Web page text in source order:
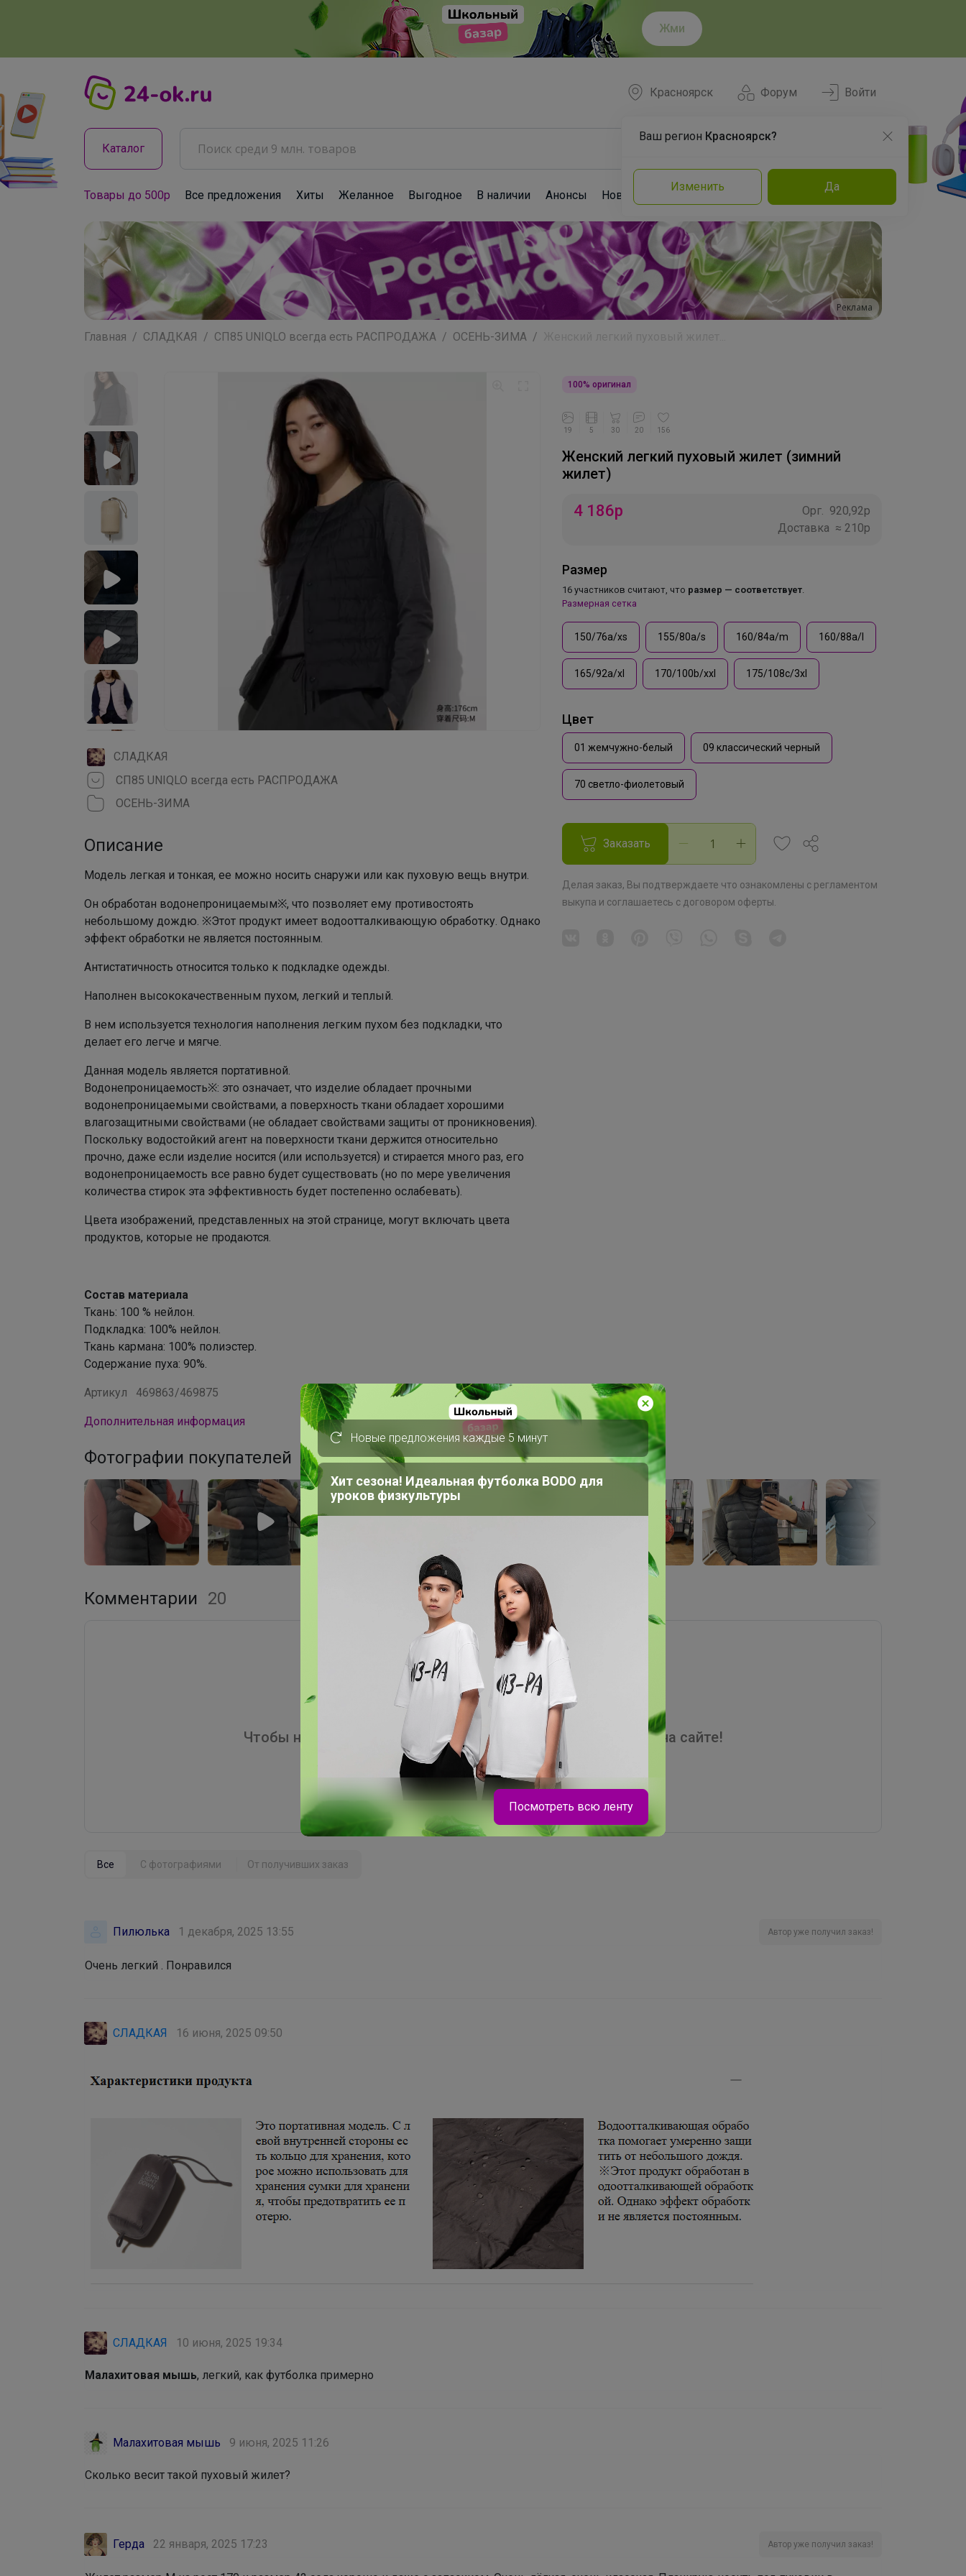
Жми
Форум
Красноярск
Ваш регион Красноярск?
Изменить Да
Войти
Каталог
Товары до 500р Все предложения Хиты Желанное Выгодное В наличии Анонсы Новости Команда Эксперты
Реклама
Главная СЛАДКАЯ СП85 UNIQLO всегда есть РАСПРОДАЖА ОСЕНЬ-ЗИМА
СЛАДКАЯ
СП85 UNIQLO всегда есть РАСПРОДАЖА
ОСЕНЬ-ЗИМА
Описание
Модель легкая и тонкая, ее можно носить снаружи или как пуховую вещь внутри.
Он обработан водонепроницаемым※, что позволяет ему противостоять
небольшому дождю. ※Этот продукт имеет водоотталкивающую обработку. Однако
эффект обработки не является постоянным.
Антистатичность относится только к подкладке одежды.
Наполнен высококачественным пухом, легкий и теплый.
В нем используется технология наполнения легким пухом без подкладки, что
делает его легче и мягче.
Данная модель является портативной.
Водонепроницаемость※: это означает, что изделие обладает прочными
водонепроницаемыми свойствами, а поверхность ткани обладает хорошими
влагозащитными свойствами (не обладает свойствами защиты от проникновения).
Поскольку водостойкий агент на поверхности ткани держится относительно
прочно, даже если изделие носится (или используется) и стирается много раз, его
водонепроницаемость все равно будет существовать (но по мере увеличения
количества стирок эта эффективность будет постепенно ослабевать).
Цвета изображений, представленных на этой странице, могут включать цвета
продуктов, которые не продаются.
Состав материала
Ткань: 100 % нейлон.
Подкладка: 100% нейлон.
Ткань кармана: 100% полиэстер.
Содержание пуха: 90%.
Артикул 469863/469875
Дополнительная информация
100% оригинал
19 5 30 20 156
Женский легкий пуховый жилет (зимний
жилет)
4 186р Орг. 920,92р
Доставка ≈ 210р
Размер
16 участников считают, что размер — соответствует
Размерная сетка
150/76a/xs 155/80a/s 160/84a/m 160/88a/l
165/92a/xl 170/100b/xxl 175/108c/3xl
Цвет
01 жемчужно-белый 09 классический черный
70 светло-фиолетовый
Заказать
Делая заказ, Вы подтверждаете что ознакомлены с регламентом
выкупа и соглашаетесь с договором оферты
Фотографии покупателей 7
Комментарии 20
Чтобы написать комментарий необходимо авторизоваться на сайте!
Это займет меньше минуты
Войти Зарегистрироваться
Все С фотографиями От получивших заказ
Пилюлька 1 декабря, 2025 13:55 Автор уже получил заказ!
Очень легкий . Понравился
СЛАДКАЯ 16 июня, 2025 09:50
СЛАДКАЯ 10 июня, 2025 19:34
Малахитовая мышь, легкий, как футболка примерно
Малахитовая мышь 9 июня, 2025 11:26
Сколько весит такой пуховый жилет?
Герда 22 января, 2025 17:23 Автор уже получил заказ!
Новые предложения каждые 5 минут
Хит сезона! Идеальная футболка BODO для
уроков физкультуры
Посмотреть всю ленту